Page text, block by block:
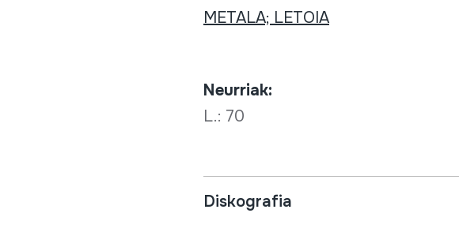
METALA; LETOIA
Neurriak:
L.: 70
Diskografia